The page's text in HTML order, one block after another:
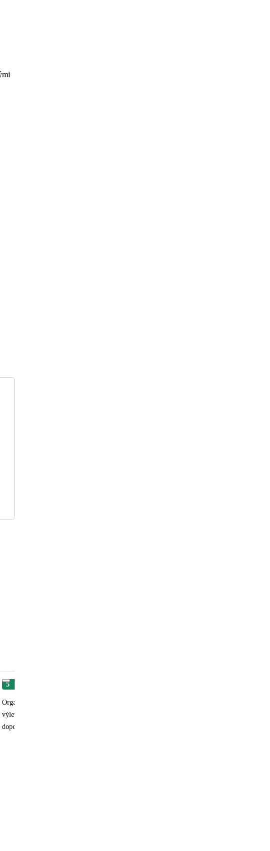
5
Organizace ze strany cestovní kanceláře předčila mé očekávání. Průvodci byli všichni
výlety a rozhodně jsme udělali dobře. Výlety byly zábavné, zajímavé a průvodci je doplnili
doporučuji.